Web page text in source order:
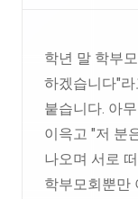
학년 말 학부
하겠습니다"
붙습니다. 아
이윽고 "저 분
나오며 서로
학부모회뿐만